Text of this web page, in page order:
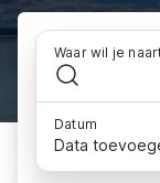
Waar wil je
Datum
Data